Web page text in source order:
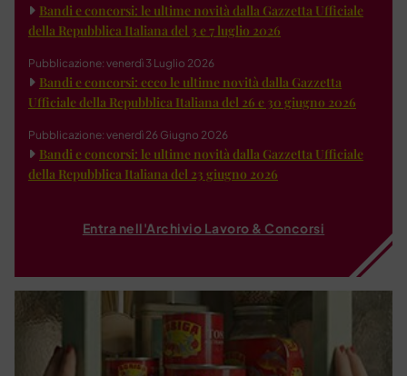
Bandi e concorsi: le ultime novità dalla Gazzetta Ufficiale
della Repubblica Italiana del 3 e 7 luglio 2026
Pubblicazione: venerdì 3 Luglio 2026
Bandi e concorsi: ecco le ultime novità dalla Gazzetta
Ufficiale della Repubblica Italiana del 26 e 30 giugno 2026
Pubblicazione: venerdì 26 Giugno 2026
Bandi e concorsi: le ultime novità dalla Gazzetta Ufficiale
della Repubblica Italiana del 23 giugno 2026
Entra nell'Archivio Lavoro & Concorsi